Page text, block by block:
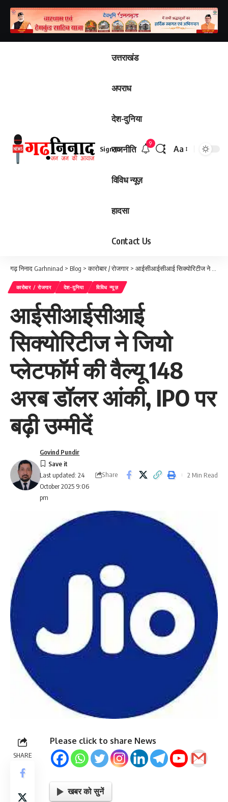
उत्तराखंड
अपराध
देश-दुनिया
राजनीति
विविध न्यूज़
हादसा
Contact Us
Sign In
9
Font
Aa
गढ़ निनाद Garhninad > Blog >कारोबार / रोजगार > आईसीआईसीआई सिक्योरिटीज ने जियो प्लेटफॉर्म की वैल्यू 148 अरब डॉलर आंकी, IPO पर बढ़ी उम्मीदें
कारोबार / रोजगार देश-दुनिया विविध न्यूज़
आईसीआईसीआई
सिक्योरिटीज ने जियो
प्लेटफॉर्म की वैल्यू 148
अरब डॉलर आंकी, IPO पर
बढ़ी उम्मीदें
Last updated: 24
October 2025 9:06
pm
Govind Pundir
Share 2 Min Read
SHARE
Please click to share News
खबर को सुनें